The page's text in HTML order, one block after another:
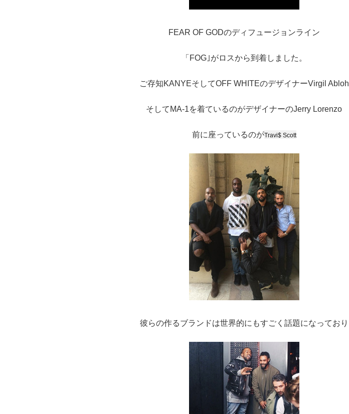
FEAR OF GODのディフュージョンライン
「FOG｣がロスから到着しました。
ご存知KANYEそしてOFF WHITEのデザイナーVirgil Abloh
そしてMA-1を着ているのがデザイナーのJerry Lorenzo
前に座っているのがTravi$ Scott
彼らの作るブランドは世界的にもすごく話題になっており